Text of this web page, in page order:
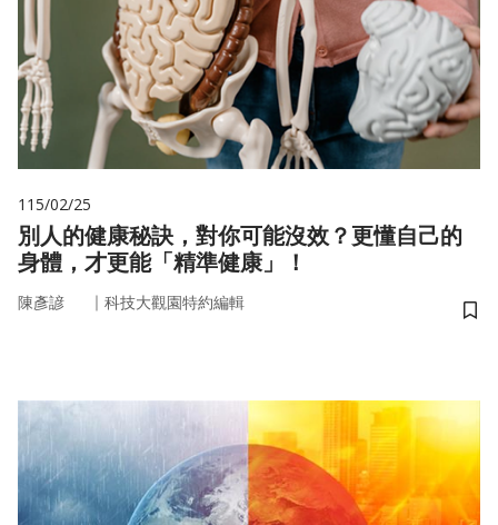
115/02/25
別人的健康秘訣，對你可能沒效？更懂自己的
身體，才更能「精準健康」！
陳彥諺 ｜ 科技大觀園特約編輯
儲